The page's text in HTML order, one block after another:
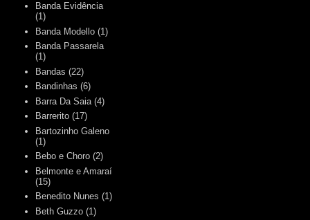
Banda Evidência
(1)
Banda Modello (1)
Banda Passarela
(1)
Bandas (22)
Bandinhas (6)
Barra Da Saia (4)
Barrerito (17)
Bartozinho Galeno
(1)
Bebo e Choro (2)
Belmonte e Amaraí
(15)
Benedito Nunes (1)
Beth Guzzo (1)